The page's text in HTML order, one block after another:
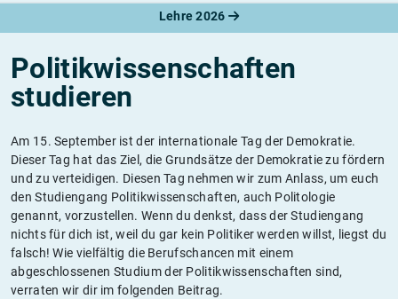
Lehre 2026
Politikwissenschaften
studieren
Am 15. September ist der internationale Tag der Demokratie.
Dieser Tag hat das Ziel, die Grundsätze der Demokratie zu fördern
und zu verteidigen. Diesen Tag nehmen wir zum Anlass, um euch
den Studiengang Politikwissenschaften, auch Politologie
genannt, vorzustellen. Wenn du denkst, dass der Studiengang
nichts für dich ist, weil du gar kein Politiker werden willst, liegst du
falsch! Wie vielfältig die Berufschancen mit einem
abgeschlossenen Studium der Politikwissenschaften sind,
verraten wir dir im folgenden Beitrag.